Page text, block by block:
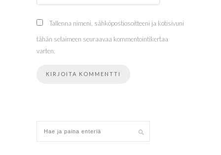
Tallenna nimeni, sähköpostiosoitteeni ja kotisivuni
tähän selaimeen seuraavaa kommentointikertaa
varten.